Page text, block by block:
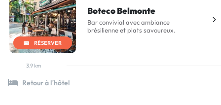
RÉSERVER
Boteco Belmonte
Bar convivial avec ambiance
brésilienne et plats savoureux.
3,9 km
Retour à l´hôtel